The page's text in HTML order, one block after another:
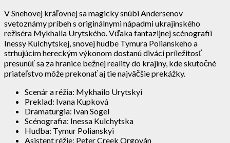
V Snehovej kráľovnej sa magicky snúbi Andersenov
svetoznámy príbeh s originálnymi nápadmi ukrajinského
režiséra Mykhaila Urytského. Vďaka fantazijnej scénografii
Inessy Kulchytskej, snovej hudbe Tymura Polianskeho a
strhujúcim hereckým výkonom dostanú diváci príležitosť
presunúť sa za hranice bežnej reality do krajiny, kde skutočné
priateľstvo môže prekonať aj tie najväčšie prekážky.
Scenár a réžia: Mykhailo Urytskyi
Preklad: Ivana Kupková
Dramaturgia: Ivan Sogel
Scénografia: Inessa Kulchytska
Hudba: Tymur Polianskyi
Asistent réžie: Peter Creek Orgován